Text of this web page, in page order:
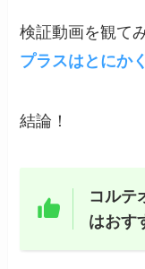
検証動画を観て
プラスはとにか
結論！
コルテ
はおす